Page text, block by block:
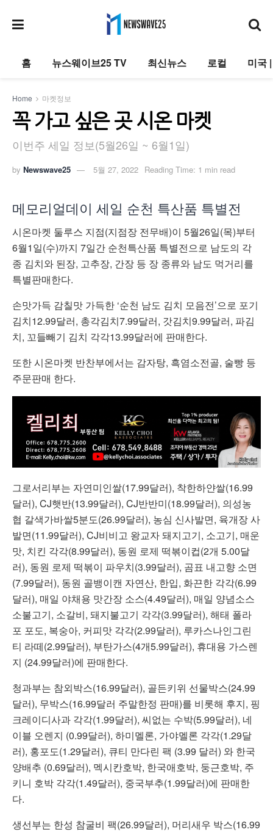
홈 뉴스웨이브25 TV 최신뉴스 로컬 미국
Home 마켓정보
꼭 가고 싶은 곳 시온 마켓
이번주 세일 정보(5월26일 ~ 6월1일)
by Newswave25 5월 27, 2022 Reading Time: 1 min read
메모리얼데이 세일 순천 특산품 특별전
시온마켓 둘루스 지점(지점장 전무배)이 5월26일(목)부터
6월1일(수)까지 7일간 순천특산품 특별전으로 남도의 각
종 김치와 된장, 고추장, 간장 등 장 종류와 남도 먹거리를
특별판매한다.
손맛가득 감칠맛 가득한 ‘순천 남도 김치 모음전’으로 포기
김치12.99달러, 총각김치7.99달러, 갓김치9.99달러, 파김
치, 꼬들빼기 김치 각각13.99달러에 판매한다.
또한 시온마켓 반찬부에서는 감자탕, 흑염소전골, 술빵 등
주문판매 한다.
그로서리부는 자연미인쌀(17.99달러), 착한하얀쌀(16.99
달러), CJ햇반(13.99달러), CJ반반미(18.99달러), 의성농
협 갈색가바쌀5분도(26.99달러), 농심 신사발면, 육개장 사
발면(11.99달러), CJ비비고 왕교자 돼지고기, 소고기, 매운
맛, 치킨 각각(8.99달러), 동원 로제 떡볶이컵(2개 5.00달
러), 동원 로제 떡볶이 파우치(3.99달러), 곰표 내고향 소면
(7.99달러), 동원 골뱅이캔 자연산, 한입, 화끈한 각각(6.99
달러), 매일 야채용 맛간장 소스(4.49달러), 매일 양념소스
소불고기, 소갈비, 돼지불고기 각각(3.99달러), 해태 폴라
포 포도, 복숭아, 커피맛 각각(2.99달러), 루카스나인그린
티 라떼(2.99달러), 부탄가스(4개5.99달러), 휴대용 가스렌
지 (24.99달러)에 판매한다.
청과부는 참외박스(16.99달러), 골든키위 선물박스(24.99
달러), 무박스(16.99달러 주말한정 판매)를 비롯해 후지, 핑
크레이디사과 각각(1.99달러), 씨없는 수박(5.99달러), 네
이블 오렌지 (0.99달러), 하미멜론, 가야멜론 각각(1.29달
러), 홍포도(1.29달러), 큐티 만다린 팩 (3.99 달러) 와 한국
양배추 (0.69달러), 멕시칸호박, 한국애호박, 둥근호박, 주
키니 호박 각각(1.49달러), 중국부추(1.99달러)에 판매한
다.
생선부는 한성 참굴비 팩(26.99달러), 머리새우 박스(16.99